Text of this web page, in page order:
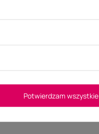
Potwierdzam wszystkie